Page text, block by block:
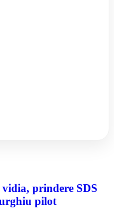
prindere SDS
pilot